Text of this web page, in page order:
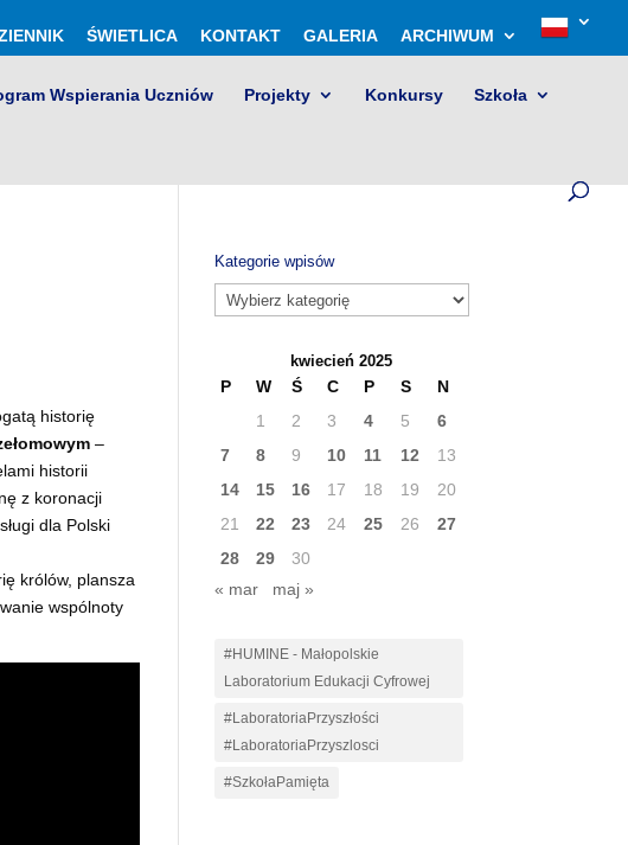
ŚWIETLICA KONTAKT GALERIA ARCHIWUM
Wspierania Uczniów Projekty Konkursy Szkoła
historię
–
historii
z koronacji
dla Polski
królów, plansza
wspólnoty
Kategorie wpisów
Kategorie
wpisów
kwiecień 2025
P W Ś C P S
N
1
2 3 4 5
6
7
8 9 10 11 12
13
14
15 16 17 18 19
20
21
22 23 24 25 26
27
28
29
30
« mar
maj »
#HUMINE - Małopolskie
Laboratorium Edukacji Cyfrowej
#LaboratoriaPrzyszłości
#LaboratoriaPrzyszlosci
#SzkołaPamięta